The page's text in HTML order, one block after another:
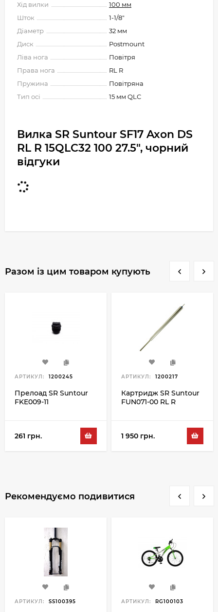
Хід вилки
100 мм
Шток
1-1/8"
Діаметр
32 мм
Диск
Postmount
Ліва нога
Повітря
Права нога
RL R
Пружина
Повітряна
Тип осі
15 мм QLC
Вилка SR Suntour SF17 Axon DS
RL R 15QLC32 100 27.5", чорний
відгуки
Разом із цим товаром купують
АРТИКУЛ: 1200245
Прелоад SR Suntour
FKE009-11
261 грн.
АРТИКУЛ: 1200217
Картридж SR Suntour
FUN071-00 RL R
1 950 грн.
Рекомендуємо подивитися
АРТИКУЛ: SS100395 АРТИКУЛ: RG100103